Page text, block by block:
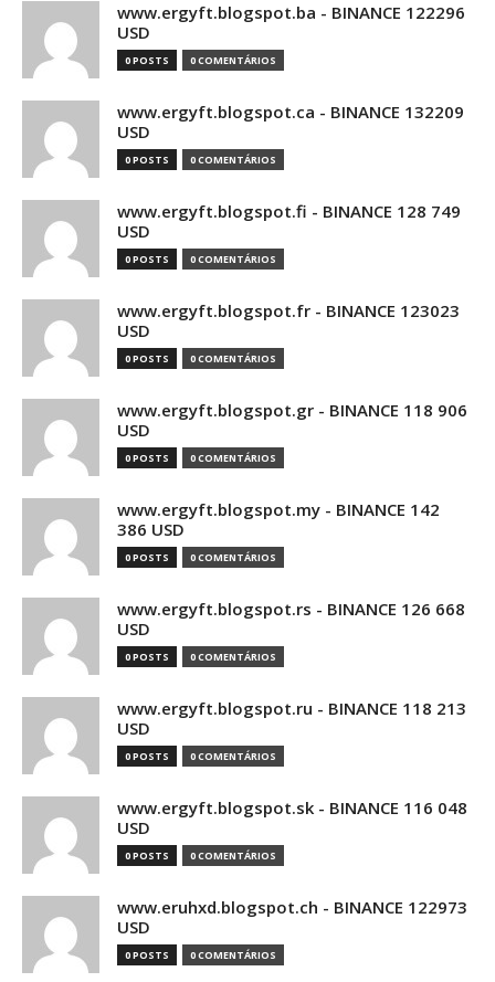
www.ergyft.blogspot.ba - BINANCE 122296
USD
0 POSTS 0 COMENTÁRIOS
www.ergyft.blogspot.ca - BINANCE 132209
USD
0 POSTS 0 COMENTÁRIOS
www.ergyft.blogspot.fi - BINANCE 128 749
USD
0 POSTS 0 COMENTÁRIOS
www.ergyft.blogspot.fr - BINANCE 123023
USD
0 POSTS 0 COMENTÁRIOS
www.ergyft.blogspot.gr - BINANCE 118 906
USD
0 POSTS 0 COMENTÁRIOS
www.ergyft.blogspot.my - BINANCE 142
386 USD
0 POSTS 0 COMENTÁRIOS
www.ergyft.blogspot.rs - BINANCE 126 668
USD
0 POSTS 0 COMENTÁRIOS
www.ergyft.blogspot.ru - BINANCE 118 213
USD
0 POSTS 0 COMENTÁRIOS
www.ergyft.blogspot.sk - BINANCE 116 048
USD
0 POSTS 0 COMENTÁRIOS
www.eruhxd.blogspot.ch - BINANCE 122973
USD
0 POSTS 0 COMENTÁRIOS